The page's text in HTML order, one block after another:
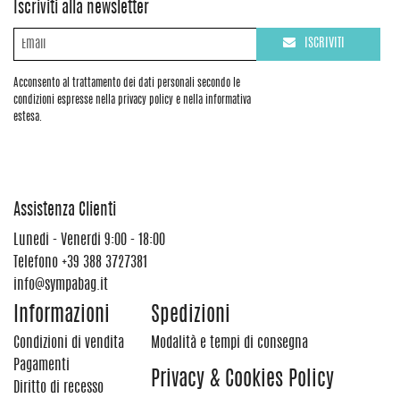
Iscriviti alla newsletter
Acconsento al trattamento dei dati personali secondo le
condizioni espresse nella privacy policy e nella informativa
estesa.
ISCRIVITI
Assistenza Clienti
Lunedi - Venerdi 9:00 - 18:00
Telefono +39 388 3727381
info@sympabag.it
Informazioni
Condizioni di vendita
Pagamenti
Diritto di recesso
Spedizioni
Modalità e tempi di consegna
Privacy & Cookies Policy